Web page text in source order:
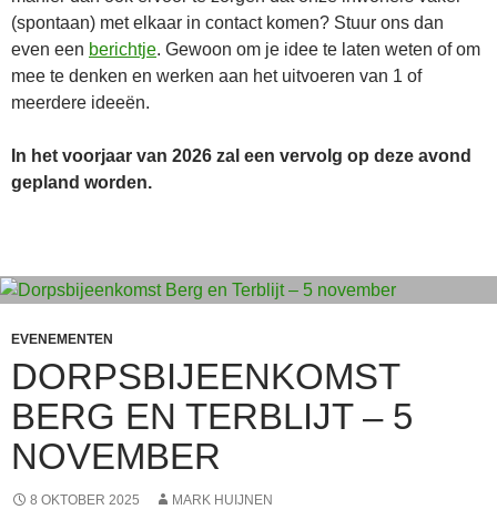
(spontaan) met elkaar in contact komen? Stuur ons dan
even een berichtje. Gewoon om je idee te laten weten of om
mee te denken en werken aan het uitvoeren van 1 of
meerdere ideeën.
In het voorjaar van 2026 zal een vervolg op deze avond
gepland worden.
EVENEMENTEN
DORPSBIJEENKOMST
BERG EN TERBLIJT – 5
NOVEMBER
8 OKTOBER 2025 MARK HUIJNEN